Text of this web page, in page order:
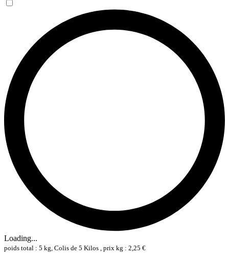
Loading...
poids total : 5 kg, Colis de 5 Kilos , prix kg : 2,25 €